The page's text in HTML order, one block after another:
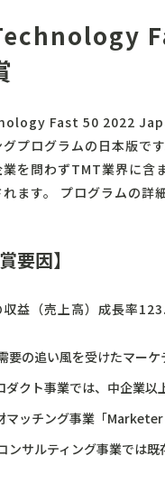
Fast 50 2022
グプログラムの日本版で
業を問わずTMT業界に
ます。 プログラムの詳細
要因】
収益（売上高）成長率
要の追い風を受けたマー
ダクト事業では、中企業
マッチング事業「
ンサルティング事業では